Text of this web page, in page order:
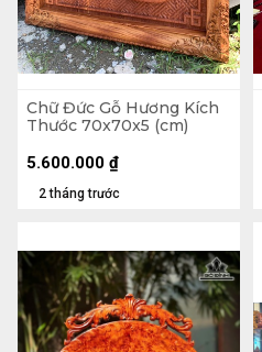
Chữ Đức Gỗ Hương Kích
Thước 70x70x5 (cm)
2 tháng trước
5.600.000 ₫